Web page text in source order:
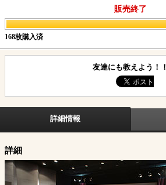
販売終了
168枚購入済
友達にも教えよう！！
詳細情報
詳細